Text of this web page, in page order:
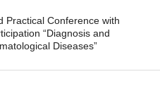
Practical Conference with
“Diagnosis and
Diseases”